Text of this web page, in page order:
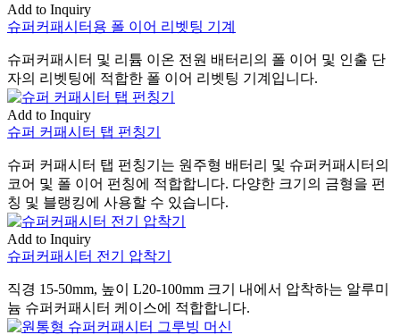
Add to Inquiry
슈퍼커패시터용 폴 이어 리벳팅 기계
슈퍼커패시터 및 리튬 이온 전원 배터리의 폴 이어 및 인출 단
자의 리벳팅에 적합한 폴 이어 리벳팅 기계입니다.
Add to Inquiry
슈퍼 커패시터 탭 펀칭기
슈퍼 커패시터 탭 펀칭기는 원주형 배터리 및 슈퍼커패시터의
코어 및 폴 이어 펀칭에 적합합니다. 다양한 크기의 금형을 펀
칭 및 블랭킹에 사용할 수 있습니다.
Add to Inquiry
슈퍼커패시터 전기 압착기
직경 15-50mm, 높이 L20-100mm 크기 내에서 압착하는 알루미
늄 슈퍼커패시터 케이스에 적합합니다.